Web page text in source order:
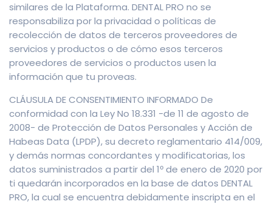
similares de la Plataforma. DENTAL PRO no se
responsabiliza por la privacidad o políticas de
recolección de datos de terceros proveedores de
servicios y productos o de cómo esos terceros
proveedores de servicios o productos usen la
información que tu proveas.
CLÁUSULA DE CONSENTIMIENTO INFORMADO De
conformidad con la Ley No 18.331 -de 11 de agosto de
2008- de Protección de Datos Personales y Acción de
Habeas Data (LPDP), su decreto reglamentario 414/009,
y demás normas concordantes y modificatorias, los
datos suministrados a partir del 1º de enero de 2020 por
ti quedarán incorporados en la base de datos DENTAL
PRO, la cual se encuentra debidamente inscripta en el